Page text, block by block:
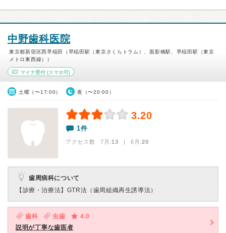
中野歯科医院
東京都新宿区西早稲田（早稲田駅（東京さくらトラム）、面影橋駅、早稲田駅（東京
メトロ東西線））
マイナ受付 (スマホ可)
土曜（〜17:00） 夜（〜20:00）
3.20
1件
アクセス数 7月:13 | 6月:20
歯周病科について
【診療・治療法】 GTR法（歯周組織再生誘導法）
歯科 虫歯
4.0
説明が丁寧な歯医者